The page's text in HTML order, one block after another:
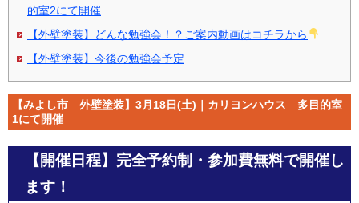
的室2にて開催
【外壁塗装】どんな勉強会！？ご案内動画はコチラから
【外壁塗装】今後の勉強会予定
【みよし市 外壁塗装】3月18日(土)｜カリヨンハウス 多目的室
1にて開催
【開催日程】 完全予約制・参加費無料で開催し
ます！